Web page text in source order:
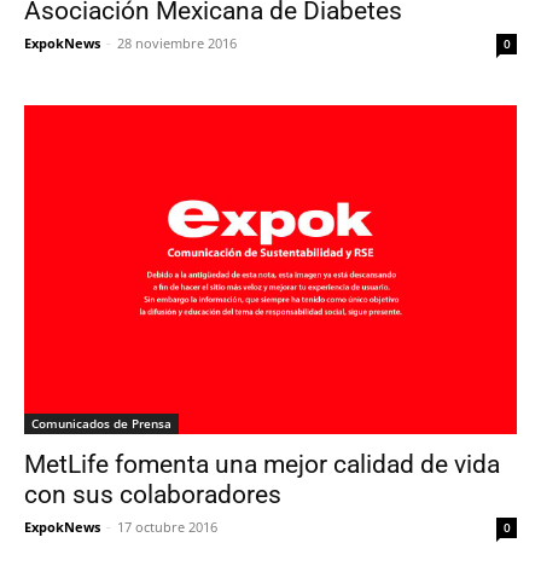
Asociación Mexicana de Diabetes
ExpokNews - 28 noviembre 2016 0
Comunicados de Prensa
MetLife fomenta una mejor calidad de vida
con sus colaboradores
ExpokNews - 17 octubre 2016 0